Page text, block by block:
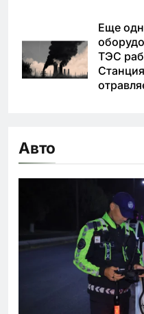
Еще
ТЭС
Авто